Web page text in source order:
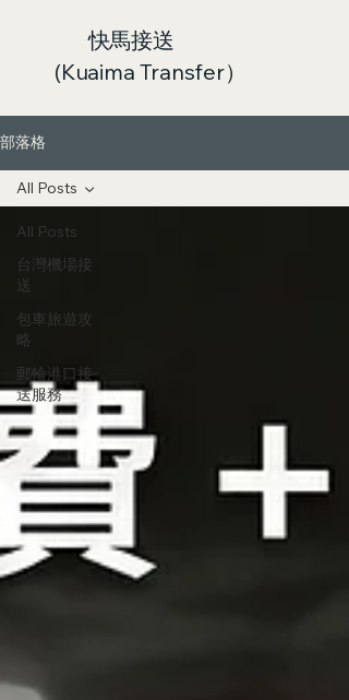
快馬接送
(Kuaima Transfer）
部落格
All Posts
台灣機場接
送
包車旅遊攻
略
郵輪港口接
送服務
All Posts